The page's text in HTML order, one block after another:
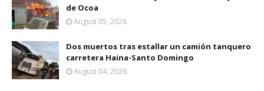
de Ocoa
August 05, 2026
Dos muertos tras estallar un camión tanquero
carretera Haina-Santo Domingo
August 04, 2026